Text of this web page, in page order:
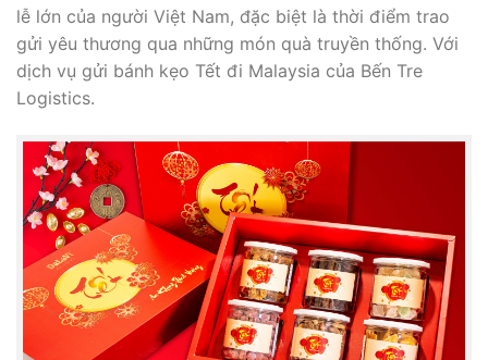
lễ lớn của người Việt Nam, đặc biệt là thời điểm trao
gửi yêu thương qua những món quà truyền thống. Với
dịch vụ gửi bánh kẹo Tết đi Malaysia của Bến Tre
Logistics.